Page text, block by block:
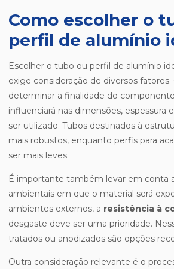
Como escolher o
perfil de alumínio
Escolher o tubo ou perfil de alumínio
exige consideração de diversos
determinar a finalidade do
influenciará nas dimensões, espessura
ser utilizado. Tubos destinados à
mais robustos, enquanto perfis para
ser mais leves.
É importante também levar em conta
ambientais em que o material será
ambientes externos, a resistência à
desgaste deve ser uma prioridade.
tratados ou anodizados são opções
Outra consideração relevante é o